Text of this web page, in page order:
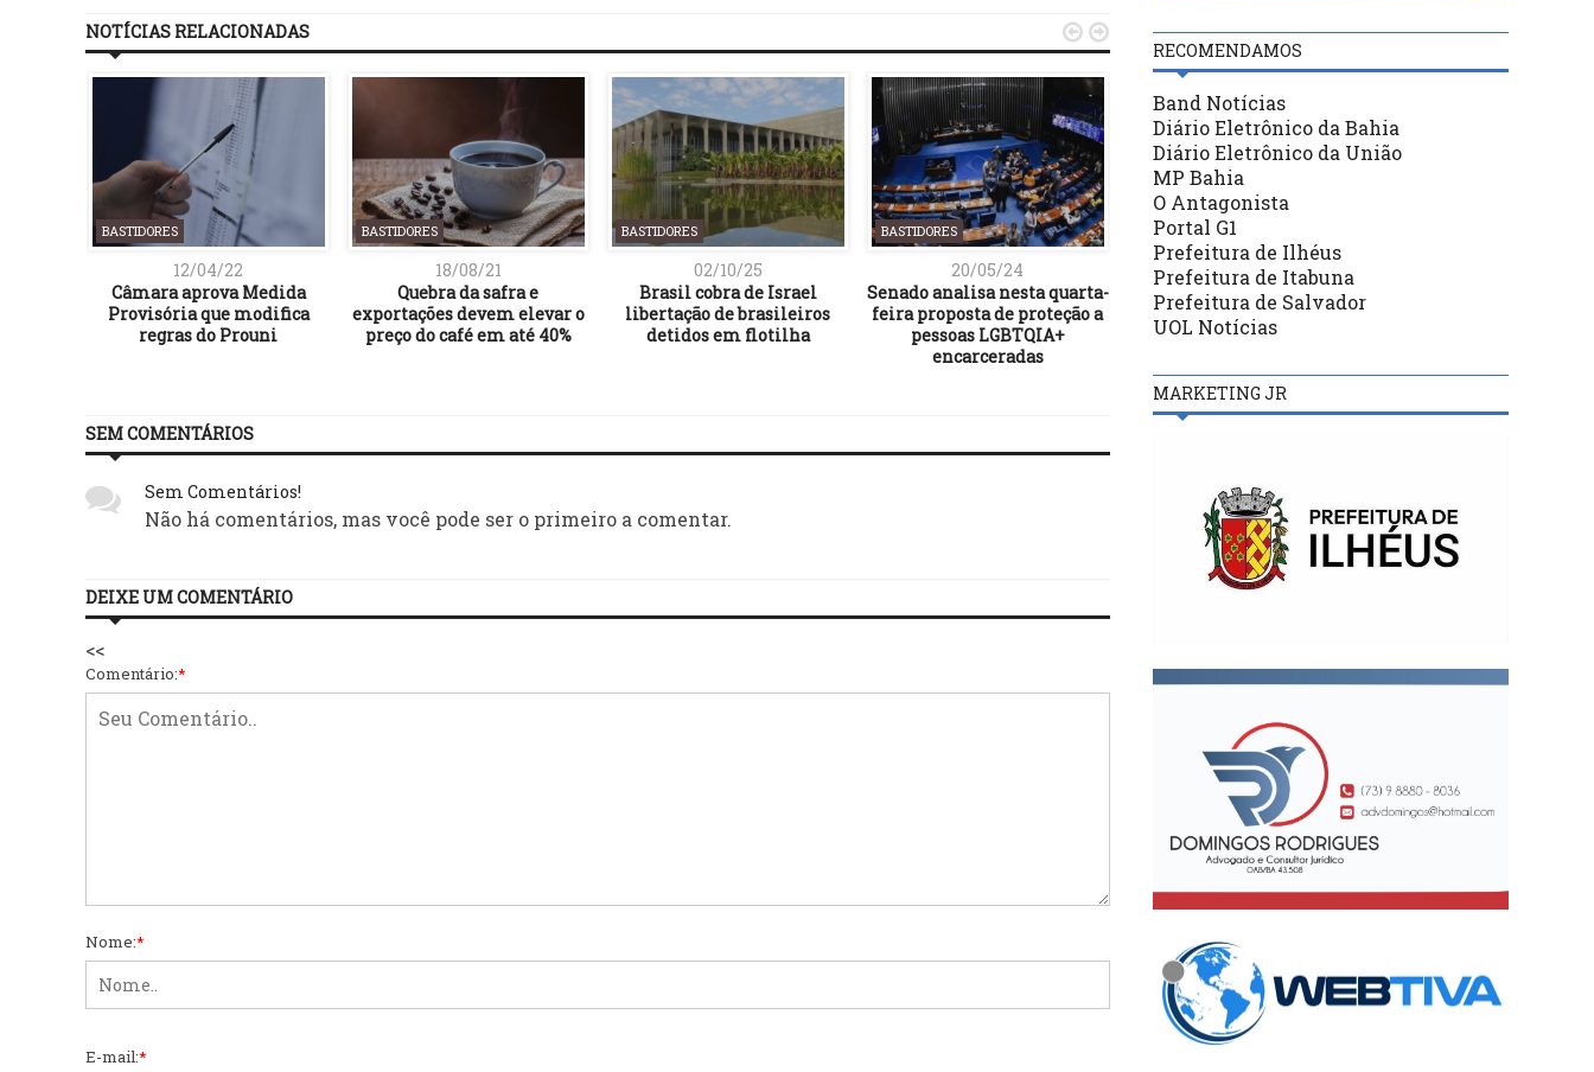
NOTÍCIAS RELACIONADAS
BASTIDORES
12/04/22
Câmara aprova Medida
Provisória que modifica
regras do Prouni
BASTIDORES
18/08/21
Quebra da safra e
exportações devem elevar o
preço do café em até 40%
BASTIDORES
02/10/25
Brasil cobra de Israel
libertação de brasileiros
detidos em flotilha
BASTIDORES
20/05/24
Senado analisa nesta quarta-
feira proposta de proteção a
pessoas LGBTQIA+
encarceradas
BASTIDORES
27/01/19
Código de Ética e Disciplina
da Ordem dos Advogados do
Brasil
 
SEM COMENTÁRIOS
Sem Comentários!
Não há comentários, mas você pode ser o primeiro a comentar.
DEIXE UM COMENTÁRIO
<<
Comentário:*
Nome:*
E-mail:*
RECOMENDAMOS
Band Notícias
Diário Eletrônico da Bahia
Diário Eletrônico da União
MP Bahia
O Antagonista
Portal G1
Prefeitura de Ilhéus
Prefeitura de Itabuna
Prefeitura de Salvador
UOL Notícias
MARKETING JR